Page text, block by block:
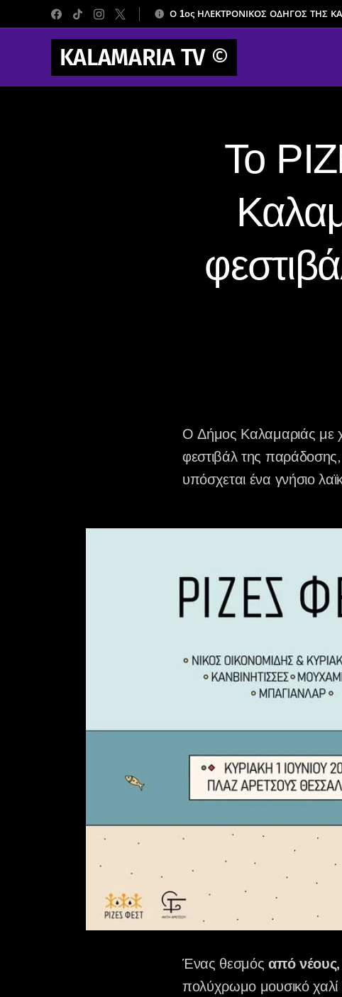
Ο 1ος ΗΛΕΚΤΡΟΝΙΚΟΣ ΟΔΗΓΟΣ ΤΗΣ
KALAMARIA TV©
Το
Ο Δήμος Καλαμαριάς με
φεστιβάλ της
υπόσχεται ένα γνήσιο
Ένας θεσμόςαπό
πολύχρωμο μουσικό χαλί